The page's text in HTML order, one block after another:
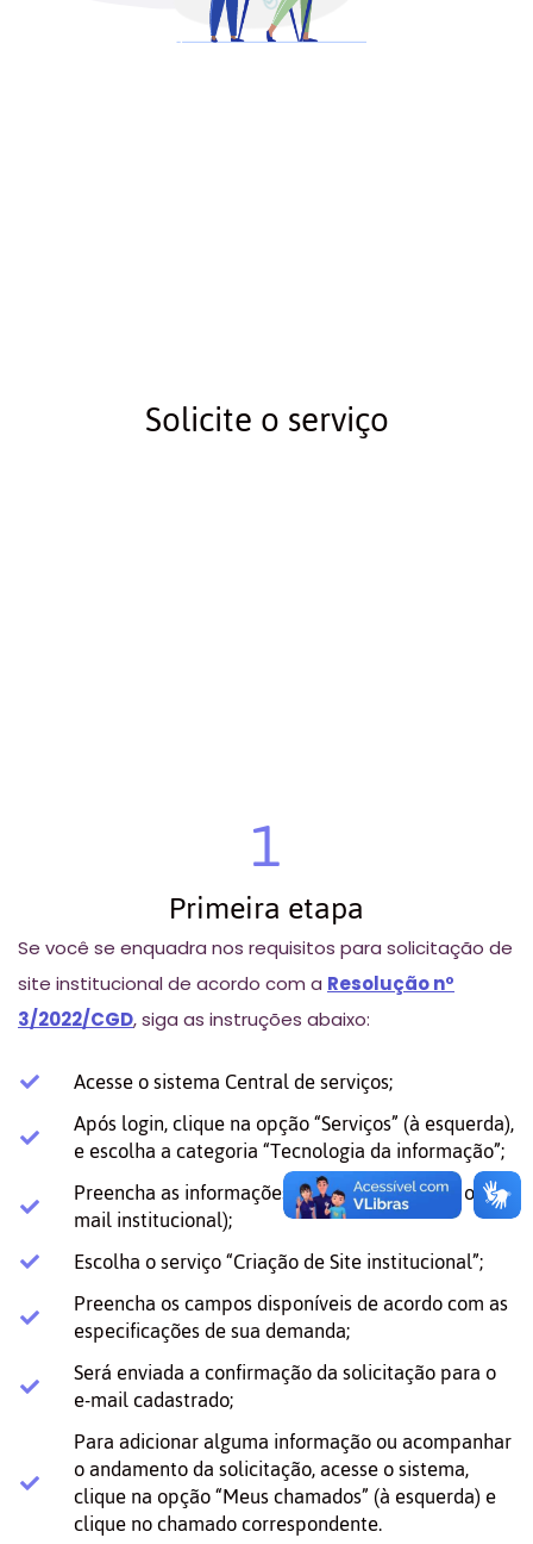
Solicite o serviço
1
Primeira etapa
Se você se enquadra nos requisitos para solicitação de
site institucional de acordo com a Resolução nº
3/2022/CGD, siga as instruções abaixo:
Acesse o sistema Central de serviços;
Após login, clique na opção “Serviços” (à esquerda),
e escolha a categoria “Tecnologia da informação”;
Preencha as informações de contato (utilizar o e-
mail institucional);
Escolha o serviço “Criação de Site institucional”;
Preencha os campos disponíveis de acordo com as
especificações de sua demanda;
Será enviada a confirmação da solicitação para o
e-mail cadastrado;
Para adicionar alguma informação ou acompanhar
o andamento da solicitação, acesse o sistema,
clique na opção “Meus chamados” (à esquerda) e
clique no chamado correspondente.